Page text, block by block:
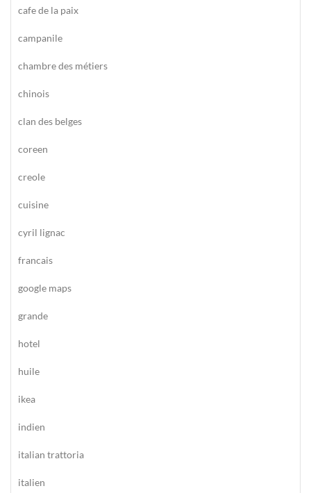
cafe de la paix
campanile
chambre des métiers
chinois
clan des belges
coreen
creole
cuisine
cyril lignac
francais
google maps
grande
hotel
huile
ikea
indien
italian trattoria
italien